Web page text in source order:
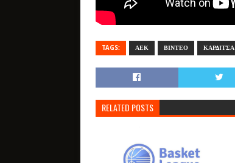
TAGS: ΑΕΚ ΒΙΝΤΕΟ ΚΑΡΔΙΤΣΑ
RELATED POSTS